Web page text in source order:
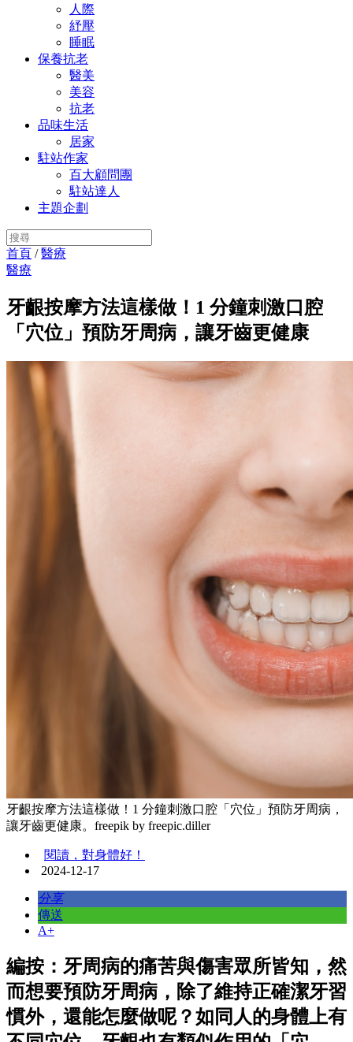
人際
紓壓
睡眠
保養抗老
醫美
美容
抗老
品味生活
居家
駐站作家
百大顧問團
駐站達人
主題企劃
首頁 /醫療
醫療
牙齦按摩方法這樣做！1 分鐘刺激口腔
「穴位」預防牙周病，讓牙齒更健康
牙齦按摩方法這樣做！1 分鐘刺激口腔「穴位」預防牙周病，
讓牙齒更健康。freepik by freepic.diller
閱讀，對身體好！
2024-12-17
分享
傳送
A+
編按：牙周病的痛苦與傷害眾所皆知，然
而想要預防牙周病，除了維持正確潔牙習
慣外，還能怎麼做呢？如同人的身體上有